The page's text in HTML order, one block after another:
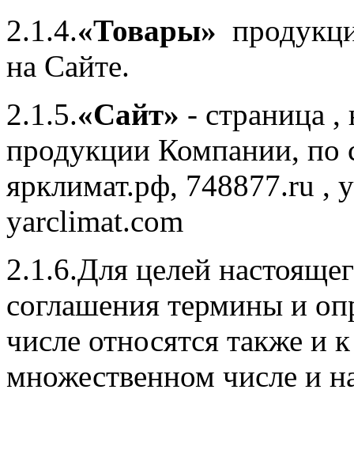
2.1.4.«Товары»
на Сайте.
2.1.5.«Сайт» - страница ,
продукции Компании,
ярклимат.рф, 748877.ru ,
yarclimat.com
2.1.6.Для целей
соглашения термины и
числе относятся также и
множественном числе и